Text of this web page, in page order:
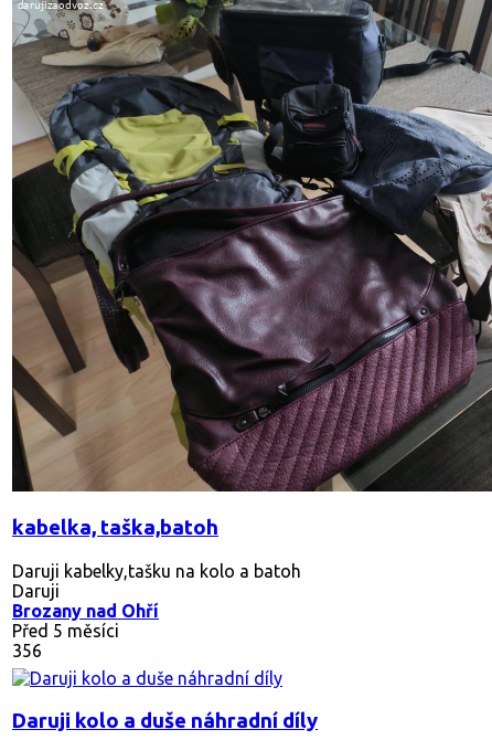
kabelka, taška,batoh
Daruji kabelky,tašku na kolo a batoh
Daruji
Brozany nad Ohří
Před 5 měsíci
356
Daruji kolo a duše náhradní díly